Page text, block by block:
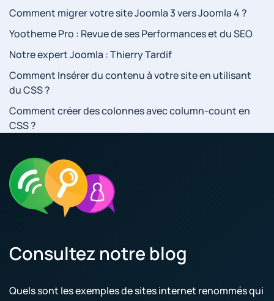
Comment migrer votre site Joomla 3 vers Joomla 4 ?
Yootheme Pro : Revue de ses Performances et du SEO
Notre expert Joomla : Thierry Tardif
Comment Insérer du contenu à votre site en utilisant
du CSS ?
Comment créer des colonnes avec column-count en
CSS ?
Consultez notre blog
Quels sont les exemples de sites internet renommés qui